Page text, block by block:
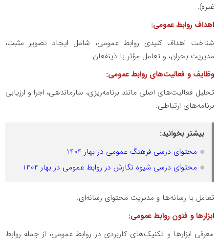
غیره).
اهداف روابط عمومی:
شناخت اهداف کلیدی روابط عمومی، شامل ایجاد تصویر مثبت،
مدیریت بحران، و تعامل مؤثر با ذینفعان.
وظایف و فعالیت‌های روابط عمومی:
تحلیل فعالیت‌های اصلی مانند برنامه‌ریزی، سازماندهی، اجرا و ارزیابی
برنامه‌های ارتباطی.
بیشتر بخوانید:
محتوای درسی فرهنگ عمومی در بهار 1404
محتوای درسی شیوه نگارش در روابط عمومی در بهار 1404
تعامل با رسانه‌ها و مدیریت محتوای رسانه‌ای.
ابزارها و فنون روابط عمومی:
معرفی ابزارها و تکنیک‌های کاربردی در روابط عمومی، از جمله روابط